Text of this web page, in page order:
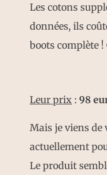
Les cotons
données, ils
boots complète !
Leur prix : 98
Mais je viens de
actuellement
Le produit